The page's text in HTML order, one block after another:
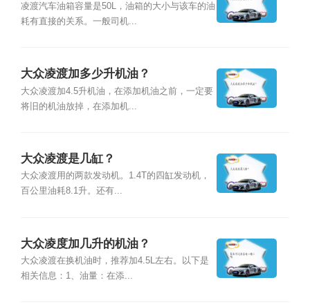
凌渡汽车油箱容量是50L，油箱的大小与该车的油
耗有直接的关系。一般司机...
大众凌渡加多少升机油？
大众凌渡加4.5升机油，在添加机油之前，一定要
将旧的机油放掉，在添加机...
大众凌渡是几缸？
大众凌渡用的两款发动机。1.4T的四缸发动机，
百公里油耗8.1升。还有...
大众凌度加几升的机油？
大众凌渡在换机油时，推荐加4.5L左右。以下是
相关信息：1、油量：在添...